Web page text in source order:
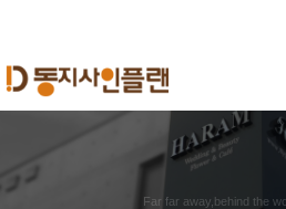
Far far away,behind the